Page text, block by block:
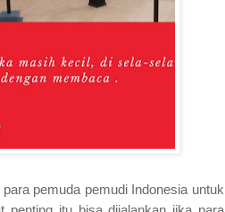
pemuda pemudi Indonesia untuk